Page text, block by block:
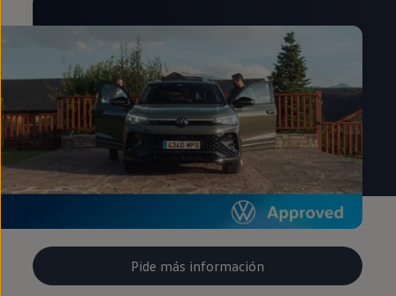
Pide más información